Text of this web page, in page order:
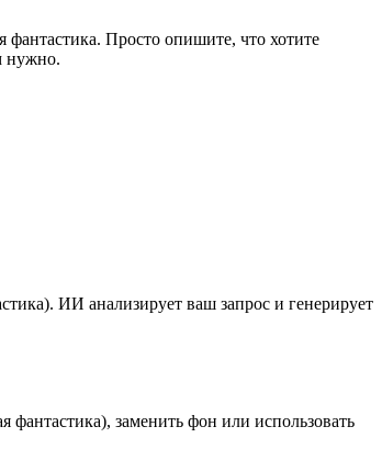
фантастика. Просто опишите, что хотите
нужно.
ИИ анализирует ваш запрос и генерирует
заменить фон или использовать